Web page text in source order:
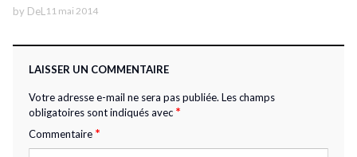
by DeL 11 mai 2014
LAISSER UN COMMENTAIRE
Votre adresse e-mail ne sera pas publiée. Les champs
obligatoires sont indiqués avec *
Commentaire *